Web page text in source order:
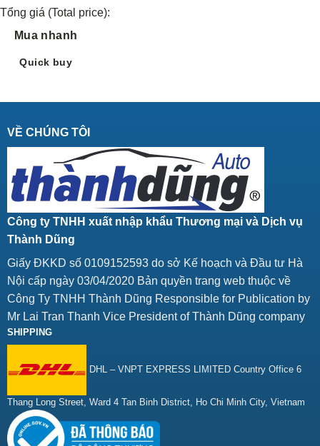
Tổng giá (Total price):
Mua nhanh
Quick buy
VỀ CHÚNG TÔI
Công ty TNHH xuất nhập khẩu Thương mại và Dịch vụ
Thành Dũng
Giấy ĐKKD số 0109152593 do sở Kế hoạch và Đầu tư Hà
Nội cấp ngày 03/04/2020 Bản quyền trang web thuộc về
Công Ty TNHH Thành Dũng Responsible for Publication by
Mr Lai Tran Thanh Vice President of Thành Dũng company
SHIPPING
DHL – VNPT EXPRESS LIMITED Country Office 6
Thang Long Street, Ward 4 Tan Binh District, Ho Chi Minh City, Vietnam